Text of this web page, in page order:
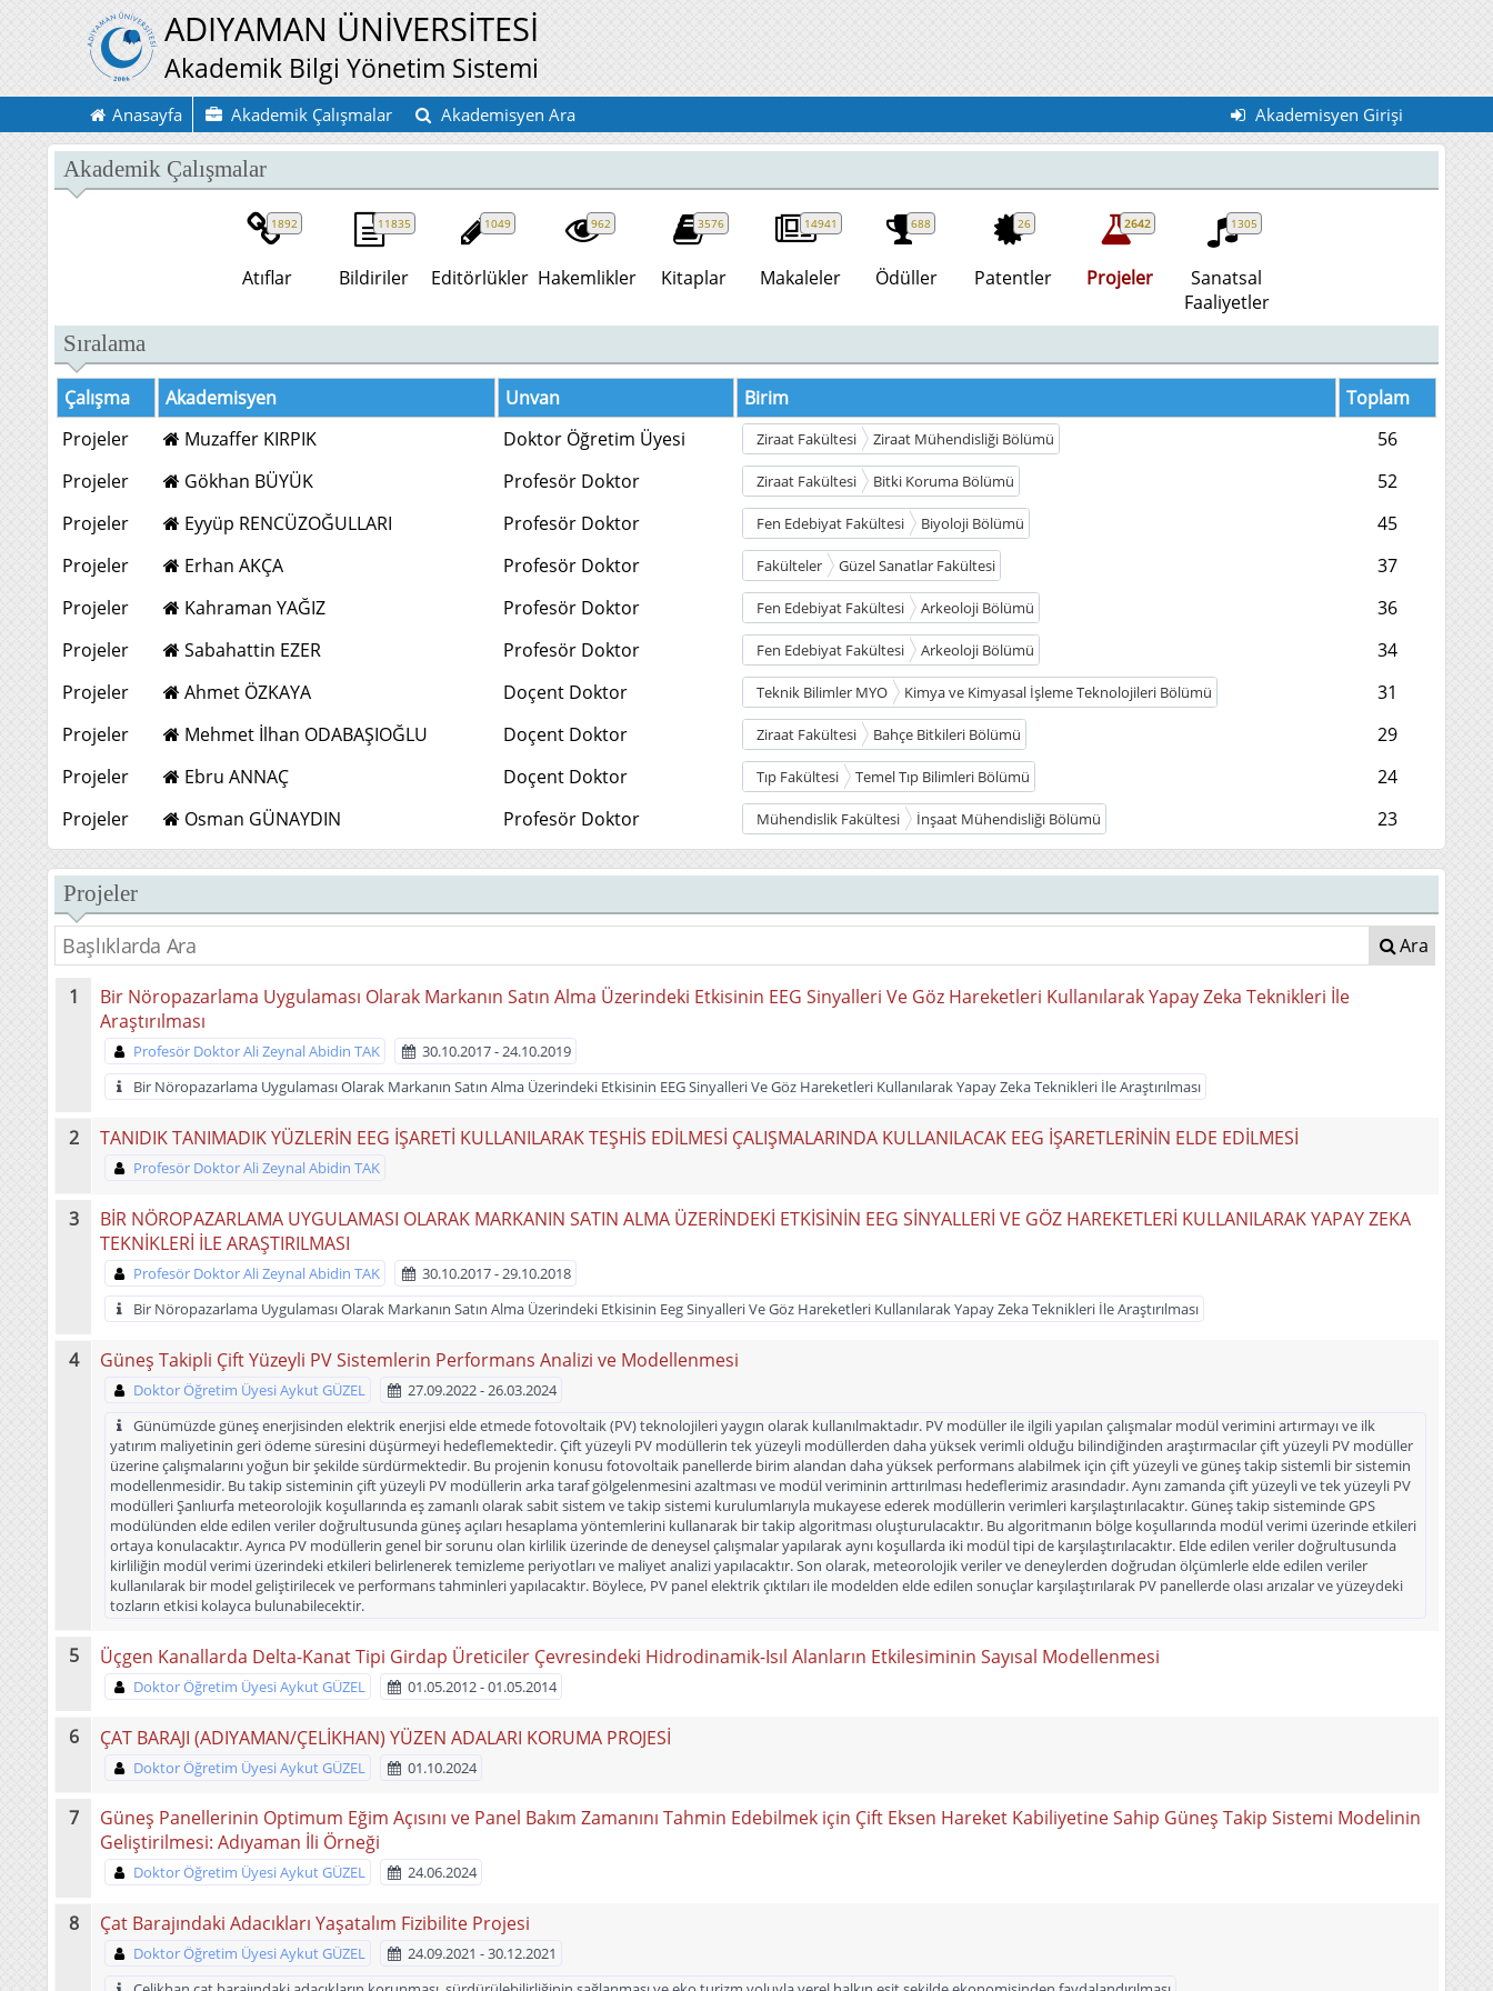
ADIYAMAN ÜNİVERSİTESİ
Akademik Bilgi Yönetim Sistemi
Anasayfa Akademik Çalışmalar Akademisyen Ara Akademisyen Girişi
Akademik Çalışmalar
Atıflar
1892
Bildiriler
11835
Editörlükler
1049
Hakemlikler
962
Kitaplar
3576
Makaleler
14941
Ödüller
688
Patentler
26
Projeler
2642
Sanatsal
Faaliyetler
1305
Sıralama
Projeler Muzaffer KIRPIK Doktor Öğretim Üyesi Ziraat Fakültesi Ziraat Mühendisliği Bölümü
56
Projeler
Gökhan BÜYÜK Profesör Doktor Ziraat Fakültesi Bitki Koruma Bölümü
52
Projeler
Eyyüp RENCÜZOĞULLARI Profesör Doktor Fen Edebiyat Fakültesi Biyoloji Bölümü
45
Projeler
Erhan AKÇA Profesör Doktor Fakülteler Güzel Sanatlar Fakültesi
37
Projeler
Kahraman YAĞIZ Profesör Doktor Fen Edebiyat Fakültesi Arkeoloji Bölümü
36
Projeler
Sabahattin EZER Profesör Doktor Fen Edebiyat Fakültesi Arkeoloji Bölümü
34
Projeler
Ahmet ÖZKAYA Doçent Doktor Teknik Bilimler MYO Kimya ve Kimyasal İşleme Teknolojileri Bölümü
31
Projeler
Mehmet İlhan ODABAŞIOĞLU Doçent Doktor Ziraat Fakültesi Bahçe Bitkileri Bölümü
29
Projeler
Ebru ANNAÇ Doçent Doktor Tıp Fakültesi Temel Tıp Bilimleri Bölümü
24
Projeler
Osman GÜNAYDIN Profesör Doktor Mühendislik Fakültesi İnşaat Mühendisliği Bölümü 23
Çalışma Akademisyen Unvan Birim Toplam
Projeler
Ara
Bir Nöropazarlama Uygulaması Olarak Markanın Satın Alma Üzerindeki Etkisinin EEG Sinyalleri Ve Göz Hareketleri Kullanılarak Yapay Zeka Teknikleri İle
Araştırılması
Profesör Doktor Ali Zeynal Abidin TAK
30.10.2017 - 24.10.2019
Bir Nöropazarlama Uygulaması Olarak Markanın Satın Alma Üzerindeki Etkisinin EEG Sinyalleri Ve Göz Hareketleri Kullanılarak Yapay Zeka Teknikleri İle Araştırılması
TANIDIK TANIMADIK YÜZLERİN EEG İŞARETİ KULLANILARAK TEŞHİS EDİLMESİ ÇALIŞMALARINDA KULLANILACAK EEG İŞARETLERİNİN ELDE EDİLMESİ
Profesör Doktor Ali Zeynal Abidin TAK
BİR NÖROPAZARLAMA UYGULAMASI OLARAK MARKANIN SATIN ALMA ÜZERİNDEKİ ETKİSİNİN EEG SİNYALLERİ VE GÖZ HAREKETLERİ KULLANILARAK YAPAY ZEKA
TEKNİKLERİ İLE ARAŞTIRILMASI
Profesör Doktor Ali Zeynal Abidin TAK
30.10.2017 - 29.10.2018
Bir Nöropazarlama Uygulaması Olarak Markanın Satın Alma Üzerindeki Etkisinin Eeg Sinyalleri Ve Göz Hareketleri Kullanılarak Yapay Zeka Teknikleri İle Araştırılması
Güneş Takipli Çift Yüzeyli PV Sistemlerin Performans Analizi ve Modellenmesi
Doktor Öğretim Üyesi Aykut GÜZEL
27.09.2022 - 26.03.2024
Günümüzde güneş enerjisinden elektrik enerjisi elde etmede fotovoltaik (PV) teknolojileri yaygın olarak kullanılmaktadır. PV modüller ile ilgili yapılan çalışmalar modül verimini artırmayı ve ilk
yatırım maliyetinin geri ödeme süresini düşürmeyi hedeflemektedir. Çift yüzeyli PV modüllerin tek yüzeyli modüllerden daha yüksek verimli olduğu bilindiğinden araştırmacılar çift yüzeyli PV modüller
üzerine çalışmalarını yoğun bir şekilde sürdürmektedir. Bu projenin konusu fotovoltaik panellerde birim alandan daha yüksek performans alabilmek için çift yüzeyli ve güneş takip sistemli bir sistemin
modellenmesidir. Bu takip sisteminin çift yüzeyli PV modüllerin arka taraf gölgelenmesini azaltması ve modül veriminin arttırılması hedeflerimiz arasındadır. Aynı zamanda çift yüzeyli ve tek yüzeyli PV
modülleri Şanlıurfa meteorolojik koşullarında eş zamanlı olarak sabit sistem ve takip sistemi kurulumlarıyla mukayese ederek modüllerin verimleri karşılaştırılacaktır. Güneş takip sisteminde GPS
modülünden elde edilen veriler doğrultusunda güneş açıları hesaplama yöntemlerini kullanarak bir takip algoritması oluşturulacaktır. Bu algoritmanın bölge koşullarında modül verimi üzerinde etkileri
ortaya konulacaktır. Ayrıca PV modüllerin genel bir sorunu olan kirlilik üzerinde de deneysel çalışmalar yapılarak aynı koşullarda iki modül tipi de karşılaştırılacaktır. Elde edilen veriler doğrultusunda
kirliliğin modül verimi üzerindeki etkileri belirlenerek temizleme periyotları ve maliyet analizi yapılacaktır. Son olarak, meteorolojik veriler ve deneylerden doğrudan ölçümlerle elde edilen veriler
kullanılarak bir model geliştirilecek ve performans tahminleri yapılacaktır. Böylece, PV panel elektrik çıktıları ile modelden elde edilen sonuçlar karşılaştırılarak PV panellerde olası arızalar ve yüzeydeki
tozların etkisi kolayca bulunabilecektir.
Üçgen Kanallarda Delta-Kanat Tipi Girdap Üreticiler Çevresindeki Hidrodinamik-Isıl Alanların Etkilesiminin Sayısal Modellenmesi
Doktor Öğretim Üyesi Aykut GÜZEL 01.05.2012 - 01.05.2014
ÇAT BARAJI (ADIYAMAN/ÇELİKHAN) YÜZEN ADALARI KORUMA PROJESİ
Doktor Öğretim Üyesi Aykut GÜZEL 01.10.2024
Güneş Panellerinin Optimum Eğim Açısını ve Panel Bakım Zamanını Tahmin Edebilmek için Çift Eksen Hareket Kabiliyetine Sahip Güneş Takip Sistemi Modelinin
Geliştirilmesi: Adıyaman İli Örneği
Doktor Öğretim Üyesi Aykut GÜZEL 24.06.2024
Çat Barajındaki Adacıkları Yaşatalım Fizibilite Projesi
Doktor Öğretim Üyesi Aykut GÜZEL
24.09.2021 - 30.12.2021